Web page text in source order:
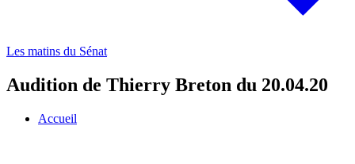
Les matins du Sénat
Audition de Thierry Breton du 20.04.20
Accueil